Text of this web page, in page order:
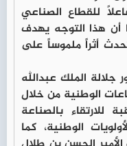
للقطاع الصناعي
أن هذا التوجه يهدف
أثراً ملموساً على
جلالة الملك عبدالله
الوطنية من خلال
للارتقاء بالصناعة
الوطنية، كما